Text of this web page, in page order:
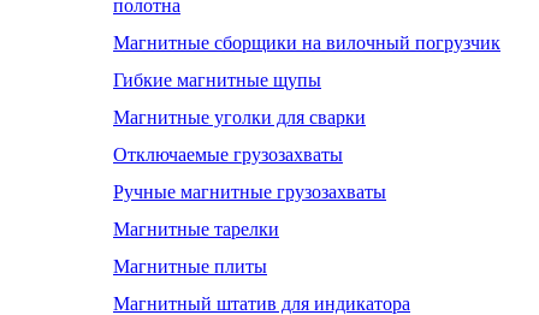
полотна
Магнитные сборщики на вилочный погрузчик
Гибкие магнитные щупы
Магнитные уголки для сварки
Отключаемые грузозахваты
Ручные магнитные грузозахваты
Магнитные тарелки
Магнитные плиты
Магнитный штатив для индикатора